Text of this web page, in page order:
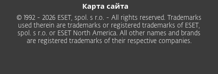
Карта сайта
© 1992 - 2026 ESET, spol. s r.o. - All rights reserved. Trademarks
used therein are trademarks or registered trademarks of ESET,
spol. s r.o. or ESET North America. All other names and brands
are registered trademarks of their respective companies.